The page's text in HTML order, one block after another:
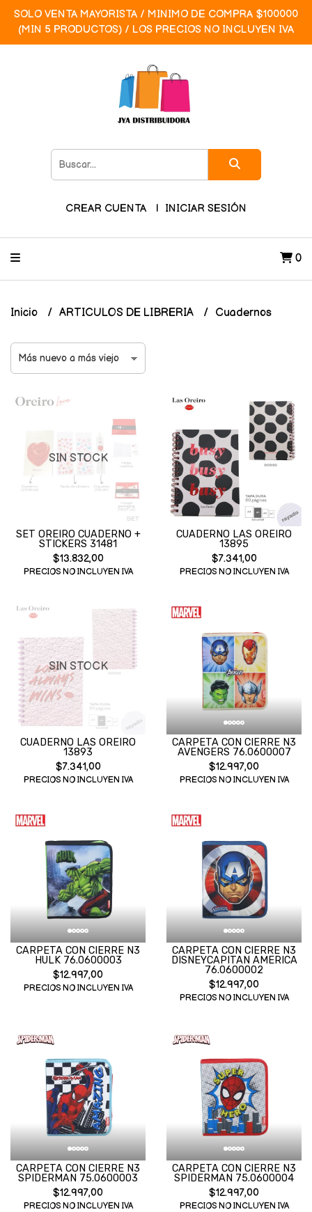
SOLO VENTA MAYORISTA / MINIMO DE COMPRA $100000
(MIN 5 PRODUCTOS) / LOS PRECIOS NO INCLUYEN IVA
CREAR CUENTA INICIAR SESIÓN
0
Inicio ARTICULOS DE LIBRERIA Cuadernos
SIN STOCK
SET OREIRO CUADERNO +
STICKERS 31481
$13.832,00
PRECIOS NO INCLUYEN IVA
CUADERNO LAS OREIRO
13895
$7.341,00
PRECIOS NO INCLUYEN IVA
SIN STOCK
CUADERNO LAS OREIRO
13893
$7.341,00
PRECIOS NO INCLUYEN IVA
CARPETA CON CIERRE N3
AVENGERS 76.0600007
$12.997,00
PRECIOS NO INCLUYEN IVA
CARPETA CON CIERRE N3
HULK 76.0600003
$12.997,00
PRECIOS NO INCLUYEN IVA
CARPETA CON CIERRE N3
DISNEYCAPITAN AMERICA
76.0600002
$12.997,00
PRECIOS NO INCLUYEN IVA
CARPETA CON CIERRE N3
SPIDERMAN 75.0600003
$12.997,00
PRECIOS NO INCLUYEN IVA
CARPETA CON CIERRE N3
SPIDERMAN 75.0600004
$12.997,00
PRECIOS NO INCLUYEN IVA